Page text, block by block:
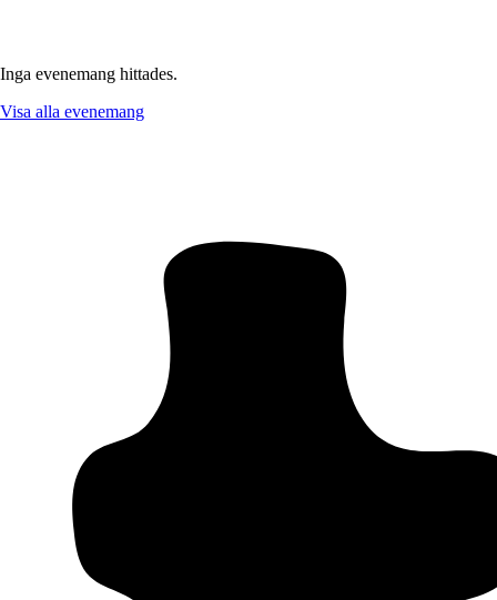
Inga evenemang hittades.
Visa alla evenemang